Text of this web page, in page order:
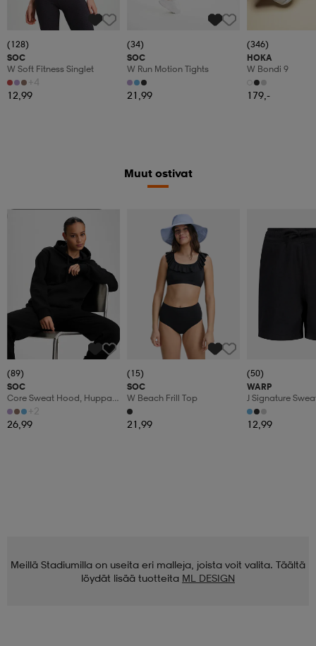
(128)
SOC
W Soft Fitness Singlet
+4
12,99
(34)
SOC
W Run Motion Tights
21,99
(346)
HOKA
W Bondi 9
179,-
Muut ostivat
Valitse 2, maksa 44,99€
(89)
SOC
Core Sweat Hood, Huppari,
Naisten
+2
26,99
(15)
SOC
W Beach Frill Top
21,99
(50)
WARP
J Signature
12,99
Meillä Stadiumilla on useita eri malleja, joista voit valita. Täältä
löydät lisää tuotteita ML DESIGN